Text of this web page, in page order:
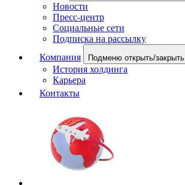
Новости
Пресс-центр
Социальные сети
Подписка на рассылку
Компания
Подменю открыть/закрыть
История холдинга
Карьера
Контакты